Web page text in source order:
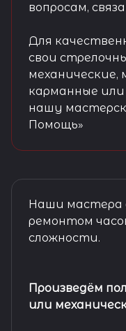
вопросам,
Для
свои
механические,
карманные
нашу
Помощь»
Наши мастера
ремонтом
сложности.
Произведём
или